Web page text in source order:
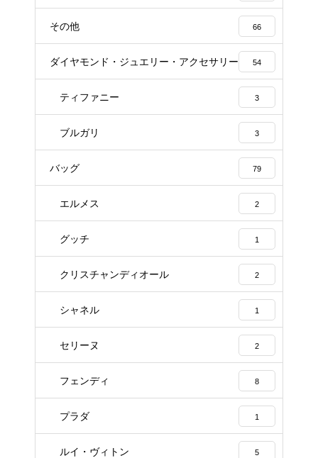
その他 66
ダイヤモンド・ジュエリー・アクセサリー 54
ティファニー 3
ブルガリ 3
バッグ 79
エルメス 2
グッチ 1
クリスチャンディオール 2
シャネル 1
セリーヌ 2
フェンディ 8
プラダ 1
ルイ・ヴィトン 5